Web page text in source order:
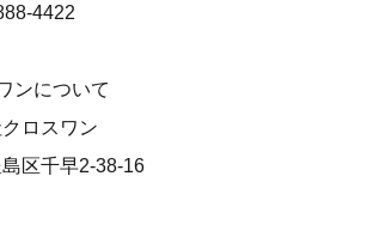
4422
ンについて
ロスワン
区千早2-38-16